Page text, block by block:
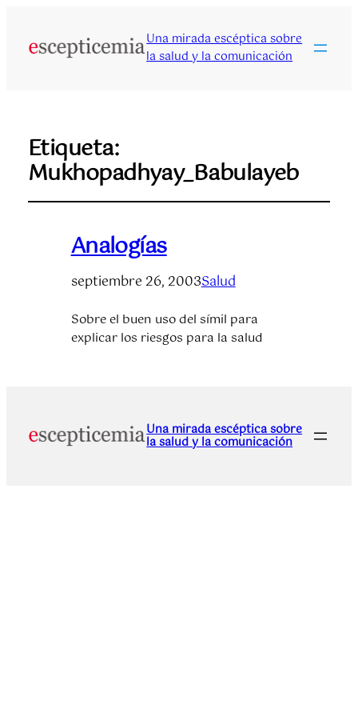
Una mirada escéptica sobre
la salud y la comunicación
Etiqueta:
Mukhopadhyay_Babulayeb
Analogías
septiembre 26, 2003Salud
Sobre el buen uso del símil para
explicar los riesgos para la salud
Una mirada escéptica sobre
la salud y la comunicación